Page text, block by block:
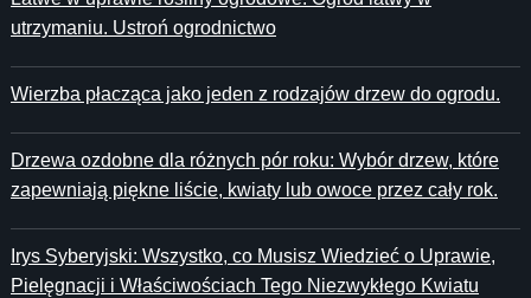
utrzymaniu. Ustroń ogrodnictwo
Wierzba płacząca jako jeden z rodzajów drzew do ogrodu.
Drzewa ozdobne dla różnych pór roku: Wybór drzew, które
zapewniają piękne liście, kwiaty lub owoce przez cały rok.
Irys Syberyjski: Wszystko, co Musisz Wiedzieć o Uprawie,
Pielęgnacji i Właściwościach Tego Niezwykłego Kwiatu